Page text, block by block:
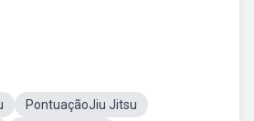
PontuaçãoJiu Jitsu